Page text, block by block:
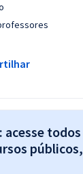
todos
públicos,